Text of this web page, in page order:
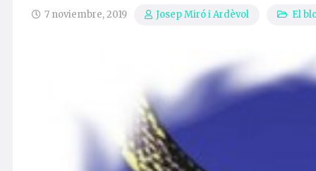
7 noviembre, 2019 Josep Miró i Ardèvol El